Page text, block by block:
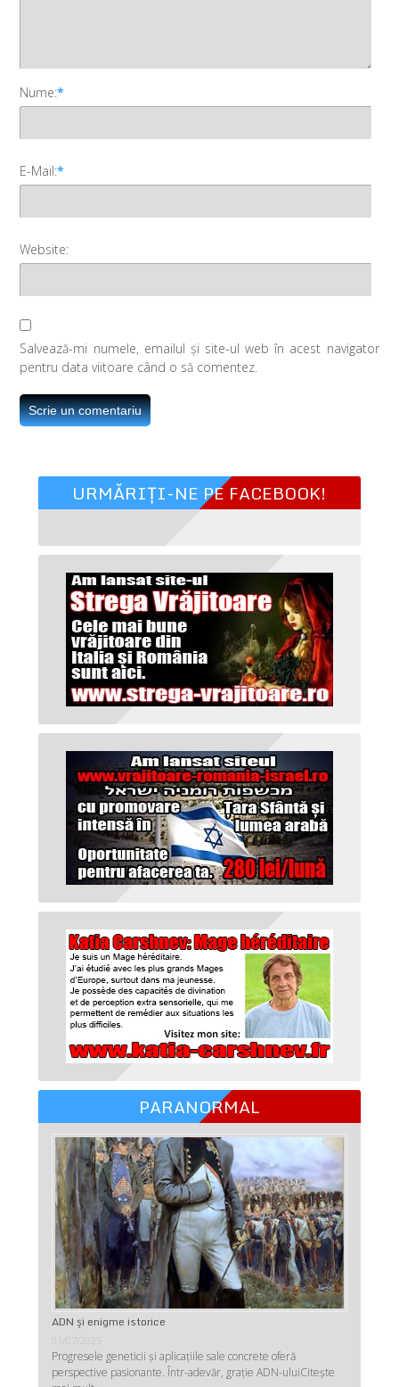
Nume:*
E-Mail:*
Website:
Salvează-mi numele, emailul și site-ul web în acest navigator
pentru data viitoare când o să comentez.
URMĂRIȚI-NE PE FACEBOOK!
PARANORMAL
ADN şi enigme istorice
01/07/2025
Progresele geneticii şi aplicaţiile sale concrete oferă
perspective pasionante. Într-adevăr, graţie ADN-uluiCitește